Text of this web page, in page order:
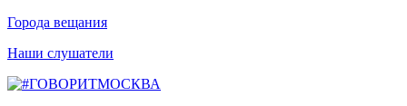
Города вещания
Наши слушатели